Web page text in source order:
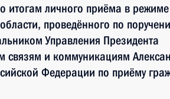
итогам личного приёма в
проведённого по
Управления Президента
связям и коммуникациям
Федерации по приёму